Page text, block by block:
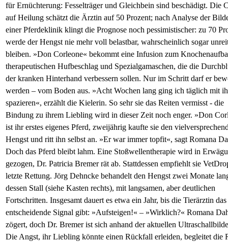
für Ernüchterung: Fesselträger und Gleichbein sind beschädigt. Die
auf Heilung schätzt die Ärztin auf 50 Prozent; nach Analyse der
einer Pferdeklinik klingt die Prognose noch pessimistischer: zu 70
werde der Hengst nie mehr voll belastbar, wahrscheinlich sogar
bleiben. »Don Corleone« bekommt eine Infusion zum
therapeutischen Hufbeschlag und Spezialgamaschen, die die
der kranken Hinterhand verbessern sollen. Nur im Schritt darf er
werden – vom Boden aus. »Acht Wochen lang ging ich täglich mit
spazieren«, erzählt die Kielerin. So sehr sie das Reiten vermisst - die
Bindung zu ihrem Liebling wird in dieser Zeit noch enger. »Don
ist ihr erstes eigenes Pferd, zweijährig kaufte sie den
Hengst und ritt ihn selbst an. »Er war immer topfit«, sagt Romana
Doch das Pferd bleibt lahm. Eine Stoßwellentherapie wird in
gezogen, Dr. Patricia Bremer rät ab. Stattdessen empfiehlt sie
letzte Rettung. Jörg Dehncke behandelt den Hengst zwei Monate
dessen Stall (siehe Kasten rechts), mit langsamen, aber deutlichen
Fortschritten. Insgesamt dauert es etwa ein Jahr, bis die Tierärztin das
entscheidende Signal gibt: »Aufsteigen!« – »Wirklich?« Romana
zögert, doch Dr. Bremer ist sich anhand der aktuellen
Die Angst, ihr Liebling könnte einen Rückfall erleiden, begleitet die